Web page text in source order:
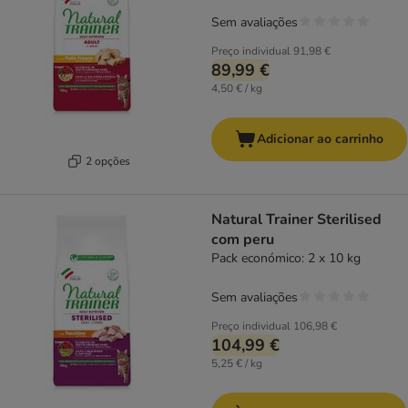
2 opções
Preço individual91,98 €
89,99 €
4,50 € / kg
Sem avaliações
Adicionar ao carrinho
Natural Trainer Sterilised
com peru
Pack económico: 2 x 10 kg
Preço individual 106,98 €
104,99 €
5,25 € / kg
Sem avaliações